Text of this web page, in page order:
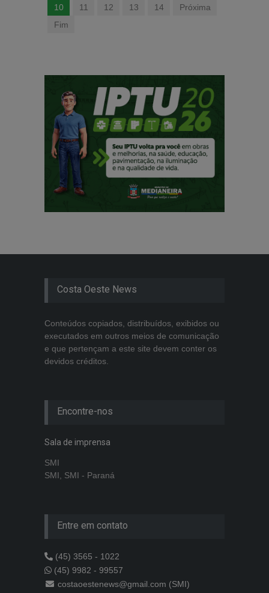
10
11 12 13 14
Próxima
Fim
Costa Oeste News
Conteúdos copiados, distribuídos, exibidos ou
executados em outros meios de comunicação
e que pertençam a este site devem conter os
devidos créditos.
Encontre-nos
Sala de imprensa
SMI
SMI, SMI - Paraná
Entre em contato
(45) 3565 - 1022
(45) 9982 - 99557
costaoestenews@gmail.com (SMI)